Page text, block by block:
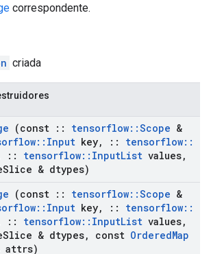
correspondente.
criada
(const :: tensorflow::Scope &
:: Input key, :: tensorflow::
:: tensorflow:: InputList values,
Slice & dtypes)
(const :: tensorflow::Scope &
:: Input key, :: tensorflow::
:: tensorflow:: InputList values,
Slice & dtypes, const OrderedMap
attrs)